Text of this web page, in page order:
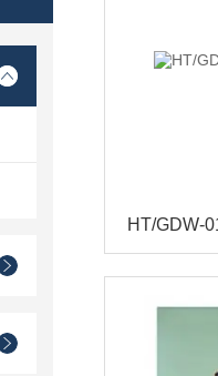
HT/GDW-